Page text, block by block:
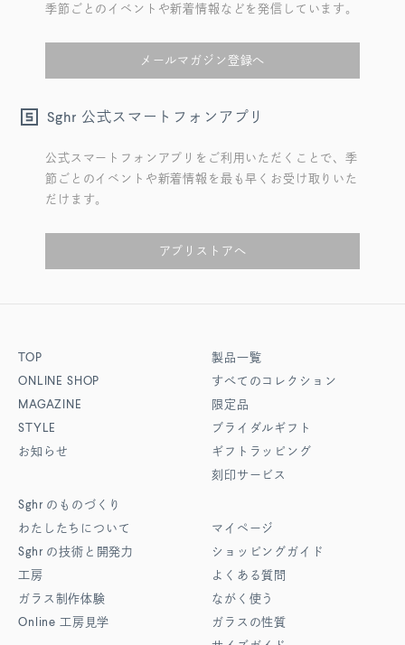
季節ごとのイベントや新着情報などを発信しています。
メールマガジン登録へ
Sghr 公式スマートフォンアプリ
公式スマートフォンアプリをご利用いただくことで、季
節ごとのイベントや新着情報を最も早くお受け取りいた
だけます。
アプリストアへ
TOP
ONLINE SHOP
MAGAZINE
STYLE
お知らせ
Sghr のものづくり
わたしたちについて
Sghr の技術と開発力
工房
ガラス制作体験
Online 工房見学
製品一覧
すべてのコレクション
限定品
ブライダルギフト
ギフトラッピング
刻印サービス
マイページ
ショッピングガイド
よくある質問
ながく使う
ガラスの性質